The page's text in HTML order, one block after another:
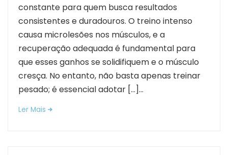
constante para quem busca resultados
consistentes e duradouros. O treino intenso
causa microlesões nos músculos, e a
recuperação adequada é fundamental para
que esses ganhos se solidifiquem e o músculo
cresça. No entanto, não basta apenas treinar
pesado; é essencial adotar […]...
Ler Mais